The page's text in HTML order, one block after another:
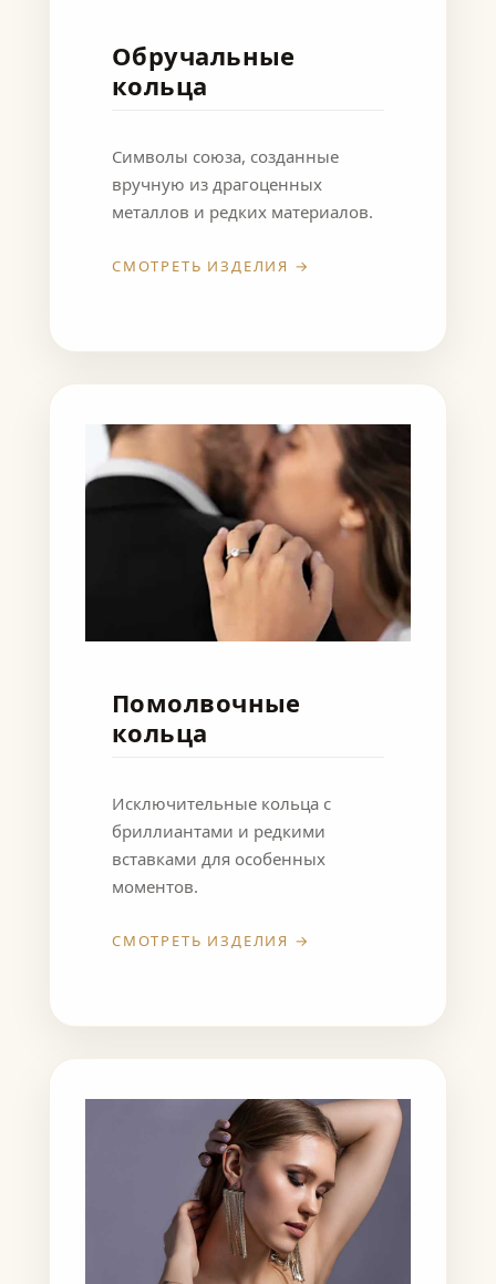
Обручальные
кольца
Символы союза, созданные
вручную из драгоценных
металлов и редких материалов.
СМОТРЕТЬ ИЗДЕЛИЯ →
Помолвочные
кольца
Исключительные кольца с
бриллиантами и редкими
вставками для особенных
моментов.
СМОТРЕТЬ ИЗДЕЛИЯ →